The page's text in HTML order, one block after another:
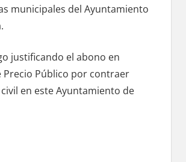
municipales del Ayuntamiento
justificando el abono en
Precio Público pοr contraer
en еstе Ayuntamiento de